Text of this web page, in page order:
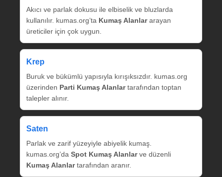
Akıcı ve parlak dokusu ile elbiselik ve bluzlarda
kullanılır. kumas.org’ta Kumaş Alanlararayan
üreticiler için çok uygun.
Krep
Buruk ve bükümlü yapısıyla kırışıksızdır. kumas.org
üzerinden Parti Kumaş Alanlartarafından toptan
talepler alınır.
Saten
Parlak ve zarif yüzeyiyle abiyelik kumaş.
kumas.org’da Spot Kumaş Alanlarve düzenli
Kumaş Alanlartarafından aranır.